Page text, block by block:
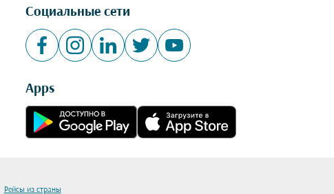
Социальные сети
Apps
Рейсы из страны